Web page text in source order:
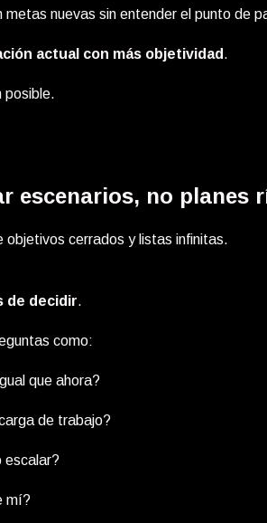
metas nuevas sin entender el punto de
actual con más objetividad .
posible.
escenarios, no planes
objetivos cerrados y listas infinitas.
de decidir.
como:
que ahora?
de trabajo?
escalar?
mí?